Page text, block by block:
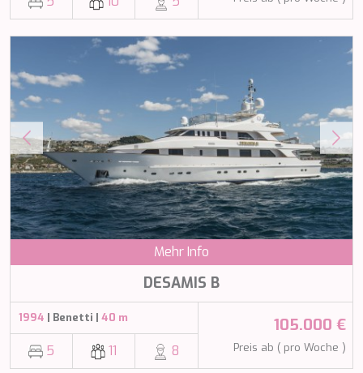
Mehr Info
DESAMIS B
1994 | Benetti | 40 m
5 11 8
105.000 €
Preis ab ( pro Woche )
SALTY
SAN LIMI
SANDS
SASSA LA MARE
SASTA
SCORPIOS
SEA WATER II
SEA WOLF
SEEK
SELENE
SEMAYA
SERENISSIMA III
SEVEN
SEVEN S
SHAWLIFE
SHEERGOLD
SHERAKHAN
SILENT DREAM